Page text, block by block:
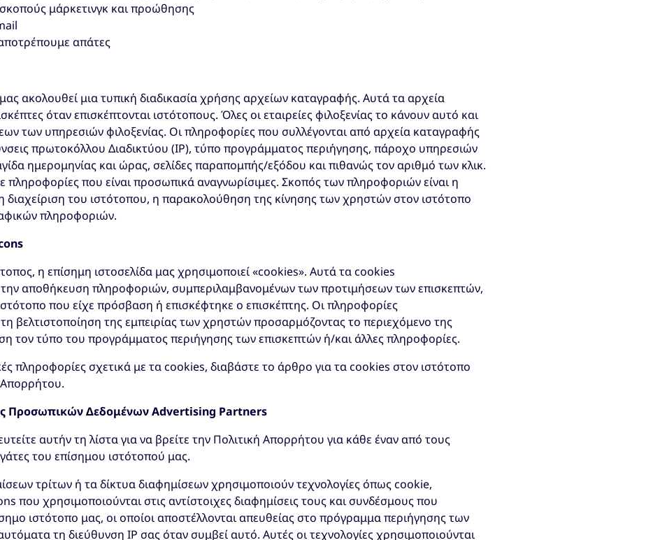
σκοπούς μάρκετινγκ και προώθησης
απάτες
ακολουθεί μια τυπική διαδικασία χρήσης αρχείων καταγραφής. Αυτά τα αρχεία
όταν επισκέπτονται ιστότοπους. Όλες οι εταιρείες φιλοξενίας το κάνουν αυτό και
των υπηρεσιών φιλοξενίας. Οι πληροφορίες που συλλέγονται από αρχεία καταγραφής
πρωτοκόλλου Διαδικτύου (IP), τύπο προγράμματος περιήγησης, πάροχο υπηρεσιών
ημερομηνίας και ώρας, σελίδες παραπομπής/εξόδου και πιθανώς τον αριθμό των κλικ.
πληροφορίες που είναι προσωπικά αναγνωρίσιμες. Σκοπός των πληροφοριών είναι η
του ιστότοπου, η παρακολούθηση της κίνησης των χρηστών στον ιστότοπο
πληροφοριών.
η επίσημη ιστοσελίδα μας χρησιμοποιεί «cookies». Αυτά τα cookies
την αποθήκευση πληροφοριών, συμπεριλαμβανομένων των προτιμήσεων των επισκεπτών,
που είχε πρόσβαση ή επισκέφτηκε ο επισκέπτης. Οι πληροφορίες
βελτιστοποίηση της εμπειρίας των χρηστών προσαρμόζοντας το περιεχόμενο της
τον τύπο του προγράμματος περιήγησης των επισκεπτών ή/και άλλες πληροφορίες.
πληροφορίες σχετικά με τα cookies, διαβάστε το άρθρο για τα cookies στον ιστότοπο
Απορρήτου.
Προσωπικών Δεδομένων Advertising Partners
αυτήν τη λίστα για να βρείτε την Πολιτική Απορρήτου για κάθε έναν από τους
του επίσημου ιστότοπού μας.
τρίτων ή τα δίκτυα διαφημίσεων χρησιμοποιούν τεχνολογίες όπως cookie,
που χρησιμοποιούνται στις αντίστοιχες διαφημίσεις τους και συνδέσμους που
ιστότοπο μας, οι οποίοι αποστέλλονται απευθείας στο πρόγραμμα περιήγησης των
τη διεύθυνση IP σας όταν συμβεί αυτό. Αυτές οι τεχνολογίες χρησιμοποιούνται